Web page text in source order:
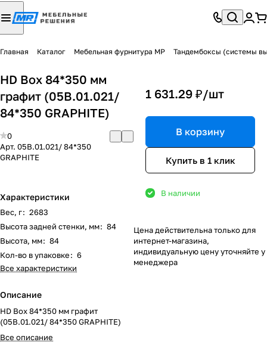
Главная Каталог Мебельная фурнитура МР Тандембоксы (системы
HD Box 84*350 мм
графит (05В.01.021/
84*350 GRAPHITE)
0
Арт. 05В.01.021/ 84*350
GRAPHITE
Характеристики
Вес, г: 2683
Высота задней стенки, мм: 84
Высота, мм: 84
Кол-во в упаковке: 6
Все характеристики
Описание
HD Box 84*350 мм графит
(05В.01.021/ 84*350 GRAPHITE)
Все описание
1 631.29 ₽/шт
В корзину
Купить в 1 клик
В наличии
Цена действительна только для
интернет-магазина,
индивидуальную цену уточняйте у
менеджера